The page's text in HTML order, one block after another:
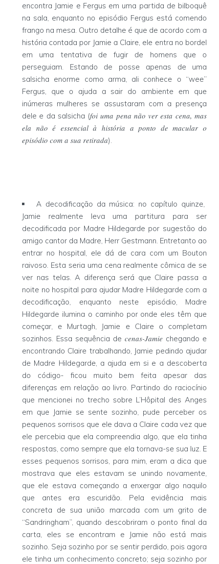
encontra Jamie e Fergus em uma partida de bilboquê
na sala, enquanto no episódio Fergus está comendo
frango na mesa. Outro detalhe é que de acordo com a
história contada por Jamie a Claire, ele entra no bordel
em uma tentativa de fugir de homens que o
perseguiam. Estando de posse apenas de uma
salsicha enorme como arma, ali conhece o “wee”
Fergus, que o ajuda a sair do ambiente em que
inúmeras mulheres se assustaram com a presença
dele e da salsicha (foi uma pena não ver esta cena, mas
ela não é essencial à história a ponto de macular o
episódio com a sua retirada).
A decodificação da música: no capítulo quinze,
Jamie realmente leva uma partitura para ser
decodificada por Madre Hildegarde por sugestão do
amigo cantor da Madre, Herr Gestmann. Entretanto ao
entrar no hospital, ele dá de cara com um Bouton
raivoso. Esta seria uma cena realmente cômica de se
ver nas telas. A diferença será que Claire passa a
noite no hospital para ajudar Madre Hildegarde com a
decodificação, enquanto neste episódio, Madre
Hildegarde ilumina o caminho por onde eles têm que
começar, e Murtagh, Jamie e Claire o completam
sozinhos. Essa sequência de cenas-Jamie chegando e
encontrando Claire trabalhando, Jamie pedindo ajudar
de Madre Hildegarde, a ajuda em si e a descoberta
do código- ficou muito bem feita apesar das
diferenças em relação ao livro. Partindo do raciocínio
que mencionei no trecho sobre L’Hôpital des Anges
em que Jamie se sente sozinho, pude perceber os
pequenos sorrisos que ele dava a Claire cada vez que
ele percebia que ela compreendia algo, que ela tinha
respostas, como sempre que ela tornava-se sua luz. E
esses pequenos sorrisos, para mim, eram a dica que
mostrava que eles estavam se unindo novamente,
que ele estava começando a enxergar algo naquilo
que antes era escuridão. Pela evidência mais
concreta de sua união marcada com um grito de
“Sandringham”, quando descobriram o ponto final da
carta, eles se encontram e Jamie não está mais
sozinho. Seja sozinho por se sentir perdido, pois agora
ele tinha um conhecimento concreto; seja sozinho por